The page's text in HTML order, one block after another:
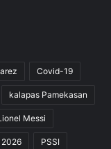
Covid-19
kalapas Pamekasan
Messi
2026 PSSI